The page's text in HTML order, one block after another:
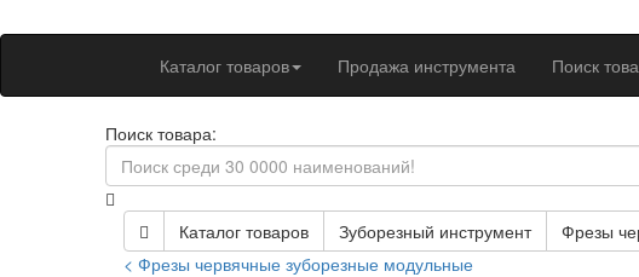
Каталог товаров Продажа инструмента Поиск
Поиск товара:
Каталог товаров Зуборезный инструмент
Фрезы
< Фрезы червячные зуборезные модульные